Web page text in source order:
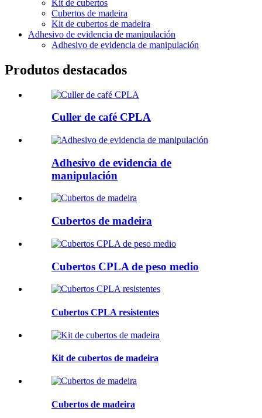
Kit de cubertos
Cubertos de madeira
Kit de cubertos de madeira
Adhesivo de evidencia de manipulación
Adhesivo de evidencia de manipulación
Produtos destacados
Culler de café CPLA
Adhesivo de evidencia de
manipulación
Cubertos de madeira
Cubertos CPLA de peso medio
Cubertos CPLA resistentes
Kit de cubertos de madeira
Cubertos de madeira